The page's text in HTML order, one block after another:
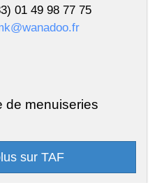
01 49 98 77 75
de menuiseries
sur TAF